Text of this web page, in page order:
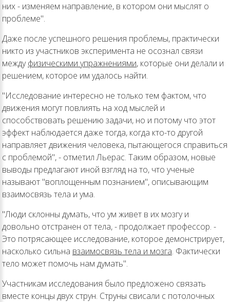
них - изменяем направление, в котором они мыслят о
проблеме".
Даже после успешного решения проблемы, практически
никто из участников эксперимента не осознал связи
междуфизическими упражнениями, которые они делали и
решением, которое им удалось найти.
"Исследование интересно не только тем фактом, что
движения могут повлиять на ход мыслей и
способствовать решению задачи, но и потому что этот
эффект наблюдается даже тогда, когда кто-то другой
направляет движения человека, пытающегося справиться
с проблемой", - отметил Льерас. Таким образом, новые
выводы предлагают иной взгляд на то, что ученые
называют "воплощенным познанием", описывающим
взаимосвязь тела и ума.
"Люди склонны думать, что ум живет в их мозгу и
довольно отстранен от тела, - продолжает профессор. -
Это потрясающее исследование, которое демонстрирует,
насколько сильна взаимосвязь тела и мозга. Фактически
тело может помочь нам думать".
Участникам исследования было предложено связать
вместе концы двух струн. Струны свисали с потолочных